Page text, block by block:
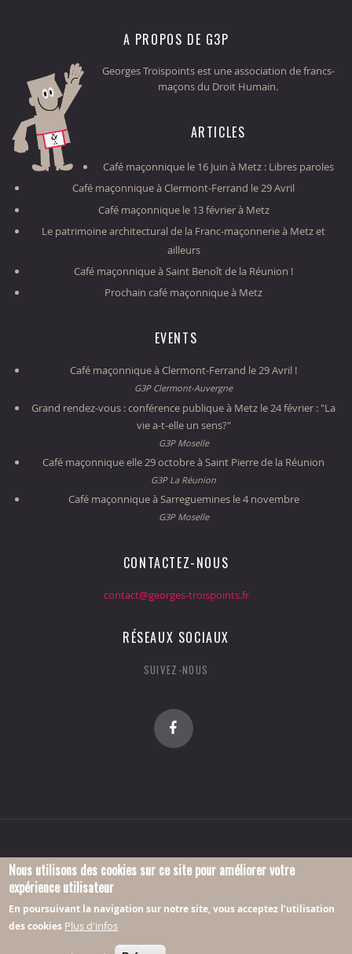
A PROPOS DE G3P
Georges Troispoints est une association de francs-
maçons du Droit Humain.
ARTICLES
Café maçonnique le 16 Juin à Metz : Libres paroles
Café maçonnique à Clermont-Ferrand le 29 Avril
Café maçonnique le 13 février à Metz
Le patrimoine architectural de la Franc-maçonnerie à Metz et
ailleurs
Café maçonnique à Saint Benoît de la Réunion !
Prochain café maçonnique à Metz
EVENTS
Café maçonnique à Clermont-Ferrand le 29 Avril !
G3P Clermont-Auvergne
Grand rendez-vous : conférence publique à Metz le 24 février : "La
vie a-t-elle un sens?"
G3P Moselle
Café maçonnique elle 29 octobre à Saint Pierre de la Réunion
G3P La Réunion
Café maçonnique à Sarreguemines le 4 novembre
G3P Moselle
CONTACTEZ-NOUS
contact@georges-troispoints.fr
RÉSEAUX SOCIAUX
SUIVEZ-NOUS
Home Mentions Légales
Nous utilisons des cookies sur ce site pour améliorer votre
expérience utilisateur
En poursuivant la navigation sur notre site, vous acceptez l’utilisation
des cookies Plus d'infos